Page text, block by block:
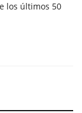
los últimos 50